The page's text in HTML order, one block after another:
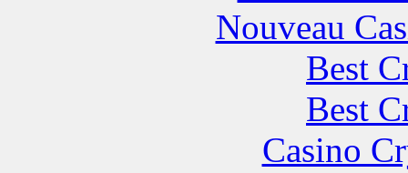
Nouveau
Best
Best
Casino